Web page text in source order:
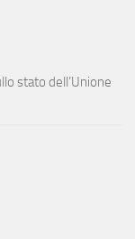
stato dell’Unione